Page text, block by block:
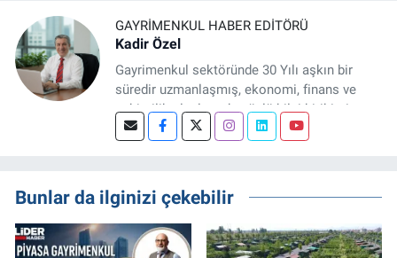
GAYRIMENKUL HABER EDITÖRÜ
Kadir Özel
Gayrimenkul sektöründe 30 Yılı aşkın bir
süredir uzmanlaşmış, ekonomi, finans ve
şehircilik alanlarında güçlü bilgi birikimine
sahip, dijital medya odaklı deneyimli bir
projeleri üzerine haber, analiz ve özel
dosyalar hazırlama konusunda yetkinim.
Bunlar da ilginizi çekebilir